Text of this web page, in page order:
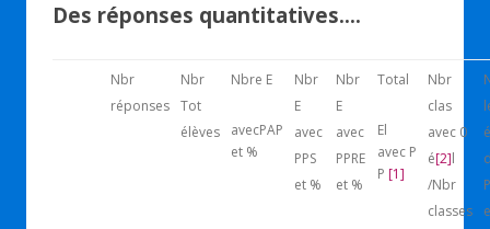
Des réponses quantitatives….
Nbr
réponses
Nbr
Tot
élèves
Nbre E
avecPAP
et %
Nbr
E
avec
PPS
et %
Nbr
E
avec
PPRE
et %
Total
El
avec P
P [1]
Nbr
clas
avec 0
é[2]l
/Nbr
classes